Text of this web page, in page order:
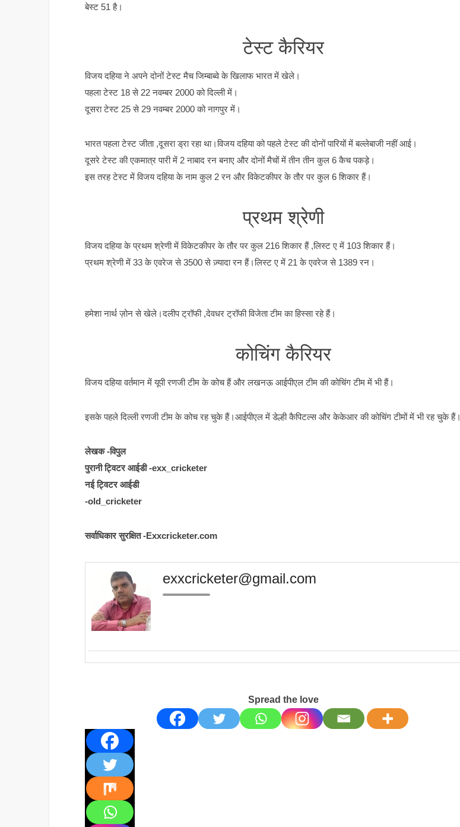
बेस्ट 51 है।
टेस्ट कैरियर
विजय दहिया ने अपने दोनों टेस्ट मैच जिम्बाब्वे के खिलाफ भारत में खेले।
पहला टेस्ट 18 से 22 नवम्बर 2000 को दिल्ली में।
दूसरा टेस्ट 25 से 29 नवम्बर 2000 को नागपुर में।
भारत पहला टेस्ट जीता ,दूसरा ड्रा रहा था।विजय दहिया को पहले टेस्ट की दोनों पारियों में बल्लेबाजी नहीं आई।
दूसरे टेस्ट की एकमात्र पारी में 2 नाबाद रन बनाए और दोनों मैचों में तीन तीन कुल 6 कैच पकड़े।
इस तरह टेस्ट में विजय दहिया के नाम कुल 2 रन और विकेटकीपर के तौर पर कुल 6 शिकार हैं।
प्रथम श्रेणी
विजय दहिया के प्रथम श्रेणी में विकेटकीपर के तौर पर कुल 216 शिकार हैं ,लिस्ट ए में 103 शिकार हैं।
प्रथम श्रेणी में 33 के एवरेज से 3500 से ज़्यादा रन हैं।लिस्ट ए में 21 के एवरेज से 1389 रन।
हमेशा नार्थ ज़ोन से खेले।दलीप ट्रॉफी ,देवधर ट्रॉफी विजेता टीम का हिस्सा रहे हैं।
कोचिंग कैरियर
विजय दहिया वर्तमान में यूपी रणजी टीम के कोच हैं और लखनऊ आईपीएल टीम की कोचिंग टीम में भी हैं।
इसके पहले दिल्ली रणजी टीम के कोच रह चुके हैं।आईपीएल में डेल्ही कैपिटल्स और केकेआर की कोचिंग टीमों में भी रह चुके हैं।
लेखक -विपुल
पुरानी ट्विटर आईडी -exx_cricketer
नई ट्विटर आईडी
-old_cricketer
सर्वाधिकार सुरक्षित -Exxcricketer.com
exxcricketer@gmail.com
Spread the love